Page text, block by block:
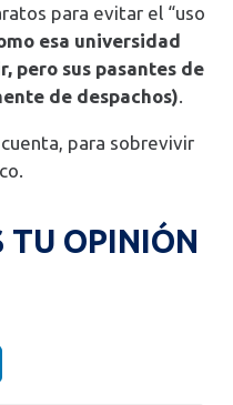
para evitar el “uso
esa universidad
pero sus pasantes de
de despachos)
para sobrevivir
TU OPINIÓN